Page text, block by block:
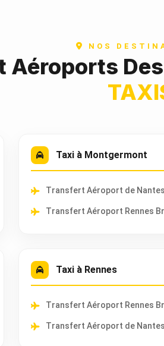
NOS
Aéroports
Taxi à Montgermont
Transfert Aéroport de Nantes
Transfert Aéroport Rennes
Taxi à Rennes
Transfert Aéroport Rennes
Transfert Aéroport de Nantes